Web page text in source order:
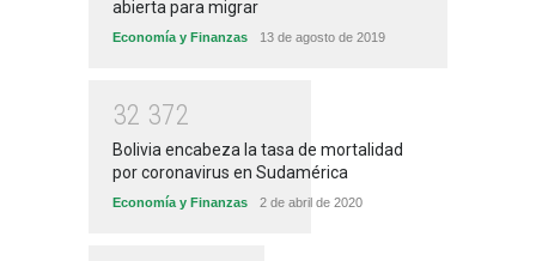
abierta para migrar
Economía y Finanzas 13 de agosto de 2019
32 372
Bolivia encabeza la tasa de mortalidad
por coronavirus en Sudamérica
Economía y Finanzas 2 de abril de 2020